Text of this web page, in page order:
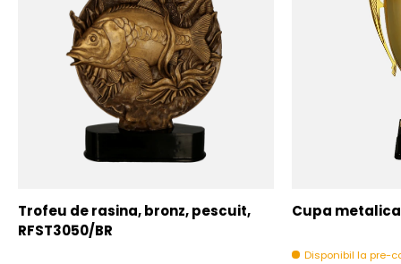
Trofeu de rasina, bronz, pescuit,
RFST3050/BR
Cupa
Disponibil la pre-